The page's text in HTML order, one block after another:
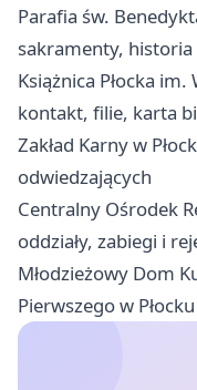
Parafia św.
sakramenty, historia
Książnica Płocka im.
kontakt, filie, karta
Zakład Karny w
odwiedzających
Centralny Ośrodek
oddziały, zabiegi i
Młodzieżowy Dom
Pierwszego w